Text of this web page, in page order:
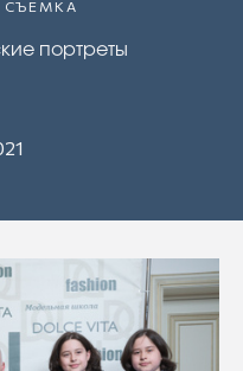
СЪЕМКА
портреты